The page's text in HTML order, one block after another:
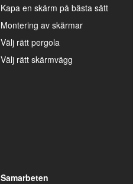
Kapa en skärm på bästa sätt
Montering av skärmar
Välj rätt pergola
Välj rätt skärmvägg
Samarbeten